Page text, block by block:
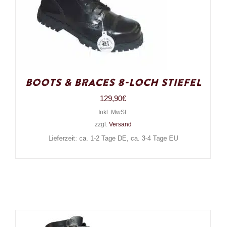
Boots & Braces 8-Loch Stiefel
129,90€
Inkl. MwSt.
zzgl. Versand
Lieferzeit: ca. 1-2 Tage DE, ca. 3-4 Tage EU